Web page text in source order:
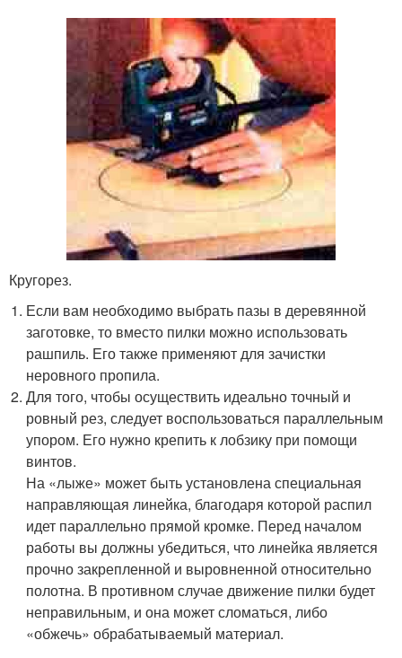
Кругорез.
Если вам необходимо выбрать пазы в деревянной
заготовке, то вместо пилки можно использовать
рашпиль. Его также применяют для зачистки
неровного пропила.
Для того, чтобы осуществить идеально точный и
ровный рез, следует воспользоваться параллельным
упором. Его нужно крепить к лобзику при помощи
винтов.
На «лыже» может быть установлена специальная
направляющая линейка, благодаря которой распил
идет параллельно прямой кромке. Перед началом
работы вы должны убедиться, что линейка является
прочно закрепленной и выровненной относительно
полотна. В противном случае движение пилки будет
неправильным, и она может сломаться, либо
«обжечь» обрабатываемый материал.